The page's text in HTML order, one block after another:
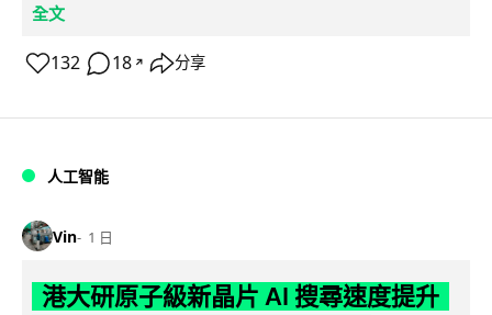
全文
132 18 ↗ 分享
人工智能
Vin 1 日
港大研原子級新晶片 AI 搜尋速度提升